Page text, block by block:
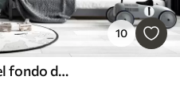
10
Globo de aire caliente en el fondo del cielo nocturno